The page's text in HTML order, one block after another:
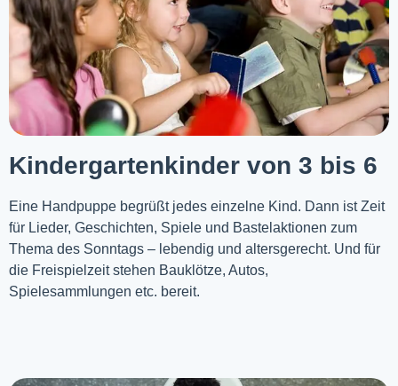
Kindergartenkinder von 3 bis 6
Eine Handpuppe begrüßt jedes einzelne Kind. Dann ist Zeit
für Lieder, Geschichten, Spiele und Bastelaktionen zum
Thema des Sonntags – lebendig und altersgerecht. Und für
die Freispielzeit stehen Bauklötze, Autos,
Spielesammlungen etc. bereit.